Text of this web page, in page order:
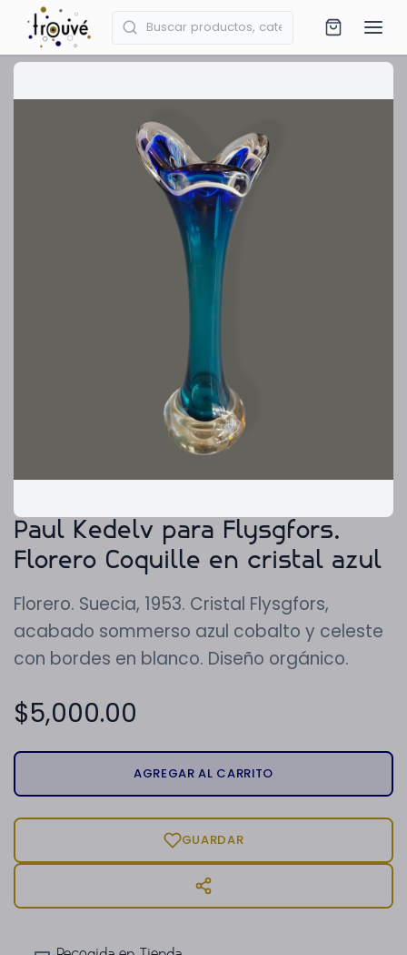
Paul Kedelv para Flysgfors.
Florero Coquille en cristal azul
Florero. Suecia, 1953. Cristal Flysgfors,
acabado sommerso azul cobalto y celeste
con bordes en blanco. Diseño orgánico.
$5,000.00
AGREGAR AL CARRITO
GUARDAR